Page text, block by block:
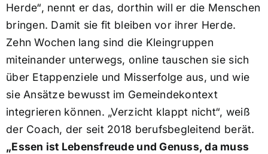
Herde“, nennt er das, dorthin will er die Menschen
bringen. Damit sie fit bleiben vor ihrer Herde.
Zehn Wochen lang sind die Kleingruppen
miteinander unterwegs, online tauschen sie sich
über Etappenziele und Misserfolge aus, und wie
sie Ansätze bewusst im Gemeindekontext
integrieren können. „Verzicht klappt nicht“, weiß
der Coach, der seit 2018 berufsbegleitend berät.
„Essen ist Lebensfreude und Genuss, da muss